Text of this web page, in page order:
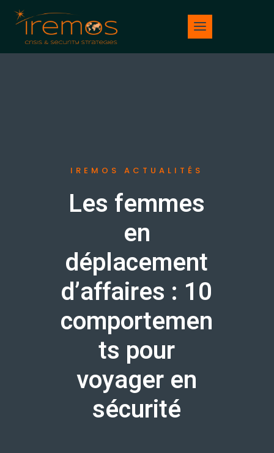
IREMOS ACTUALITÉS
Les femmes
en
déplacement
d’affaires : 10
comportemen
ts pour
voyager en
sécurité